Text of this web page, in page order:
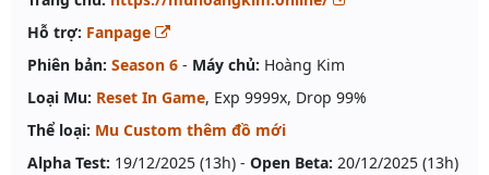
Hỗ trợ: Fanpage
Phiên bản: Season 6 - Máy chủ: Hoàng Kim
Loại Mu: Reset In Game, Exp 9999x, Drop 99%
Thể loại: Mu Custom thêm đồ mới
Alpha Test: 19/12/2025 (13h) - Open Beta: 20/12/2025 (13h)